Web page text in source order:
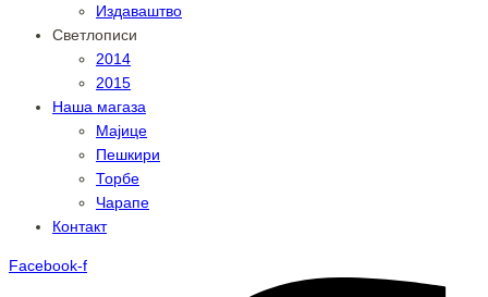
Издаваштво
Светлописи
2014
2015
Наша магаза
Мајице
Пешкири
Торбе
Чарапе
Контакт
Facebook-f